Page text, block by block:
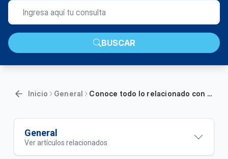
BUSCAR
Inicio General Conoce todo lo relacionado con SAGRILAFT | General
General
Ver artículos relacionados